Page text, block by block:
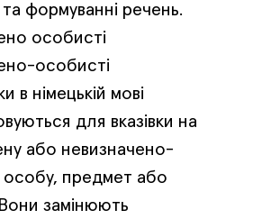
та формуванні речень.
особисті
особисті
в німецькій мові
для вказівки на
або невизначено-
предмет або
Вони замінюють